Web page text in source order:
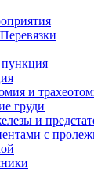
и
груди
и
с